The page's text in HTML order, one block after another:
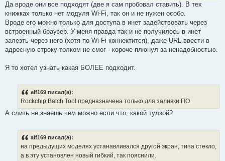
н
и
#
1
Да вроде они все подходят (две я сам пробовал ставить). В тех
книжках только нет модуля Wi-Fi, так он и не нужен особо.
Вроде его можно только для доступа в инет задействовать через
встроенный браузер. У меня правда так и не получилось в инет
залезть через него (хотя по Wi-Fi коннектится), даже URL ввести в
адресную строку толком не смог - короче плюнул за ненадобностью.
Я то хотел узнать какая БОЛЕЕ подходит.
alf169 писал(а):
Rockchip Batch Tool предназначена только для заливки ПО
А слить не знаешь чем можно если что, какой тулзой?
alf169 писал(а):
на предыдущих моделях устанавливался другой экран, типа стекло,
а в эту установлен новый гибкий, так пояснили.